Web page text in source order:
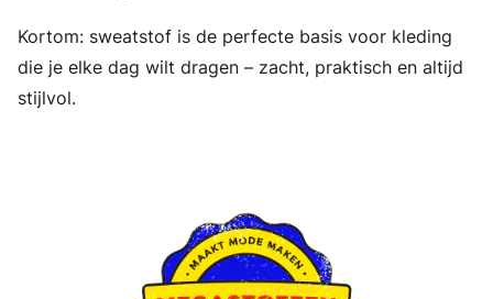
Kortom: sweatstof is de perfecte basis voor kleding
die je elke dag wilt dragen – zacht, praktisch en altijd
stijlvol.